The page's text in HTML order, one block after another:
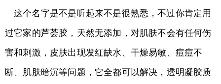
这个名字是不是听起来不是很熟悉，不过你肯定用
过它家的芦荟胶，天然无添加，对肌肤不会有任何伤
害和刺激，皮肤出现发红缺水、干燥易敏、痘痘不
断、肌肤暗沉等问题，它全都可以解决，透明凝胶质